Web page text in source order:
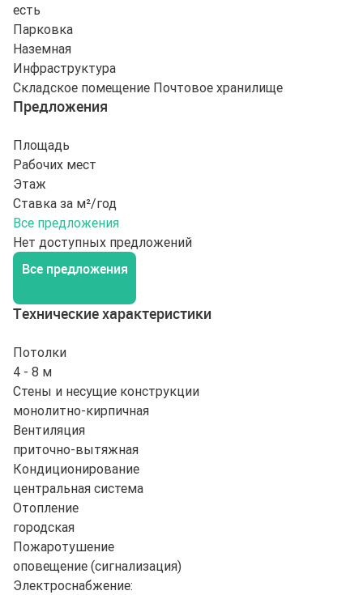
есть
Парковка
Наземная
Инфраструктура
Складское помещение Почтовое хранилище
Предложения
Площадь
Рабочих мест
Этаж
Ставка за м²/год
Все предложения
Нет доступных предложений
Все предложения
Технические характеристики
Потолки
4 - 8 м
Стены и несущие конструкции
монолитно-кирпичная
Вентиляция
приточно-вытяжная
Кондиционирование
центральная система
Отопление
городская
Пожаротушение
оповещение (сигнализация)
Электроснабжение: